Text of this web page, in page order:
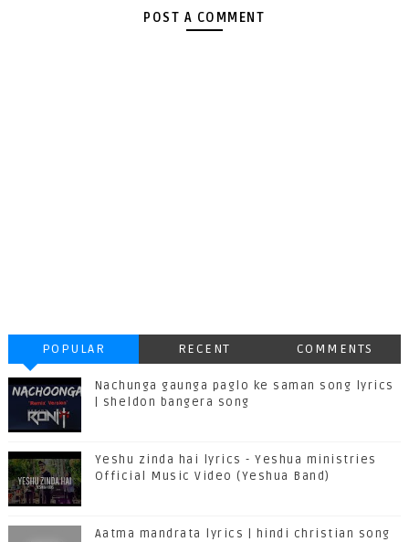
POST A COMMENT
POPULAR RECENT COMMENTS
Nachunga gaunga paglo ke saman song lyrics
| sheldon bangera song
Yeshu zinda hai lyrics - Yeshua ministries
Official Music Video (Yeshua Band)
Aatma mandrata lyrics | hindi christian song